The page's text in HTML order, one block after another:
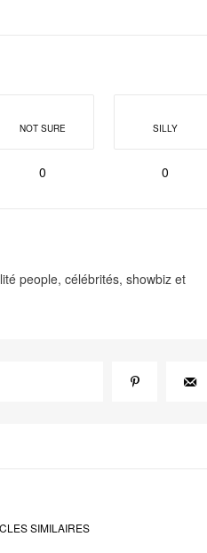
NOT SURE
0
SILLY
0
people, célébrités, showbiz et
SIMILAIRES